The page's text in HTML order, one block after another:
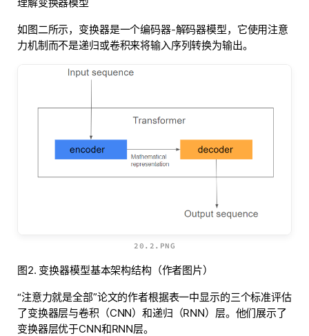
如图二所示，变换器是一个编码器-解码器模型，它使用注意
力机制而不是递归或卷积来将输入序列转换为输出。
20.2.PNG
图2. 变换器模型基本架构结构（作者图片）
“注意力就是全部”论文的作者根据表一中显示的三个标准评估
了变换器层与卷积（CNN）和递归（RNN）层。他们展示了
变换器层优于CNN和RNN层。